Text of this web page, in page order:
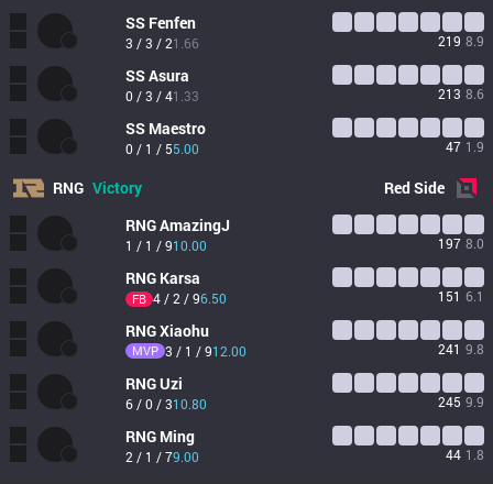
SS Fenfen
3 / 3 / 21.66 219 8.9
SSAsura
0 / 3 / 41.33 213 8.6
SS Maestro
0 / 1 / 55.00 47 1.9
RNG Victory RedSide
RNGAmazingJ
1 / 1 / 910.00 197 8.0
RNG Karsa
FB 4 / 2 / 96.50 151 6.1
RNGXiaohu
MVP 3 / 1 / 912.00 241 9.8
RNGUzi
6 / 0 / 310.80 245 9.9
RNG Ming
2 / 1 / 79.00 44 1.8